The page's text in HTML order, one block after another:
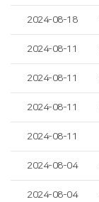
2024-08-18
2024-08-11
2024-08-11
2024-08-11
2024-08-11
2024-08-04
2024-08-04